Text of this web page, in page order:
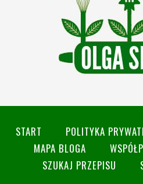
START POLITYKA
MAPA BLOGA
SZUKAJ PRZEPISU